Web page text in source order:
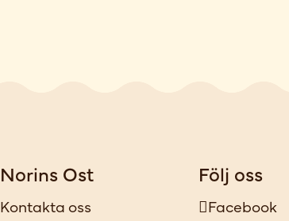
Norins Ost
Kontakta oss
Följ oss
Facebook